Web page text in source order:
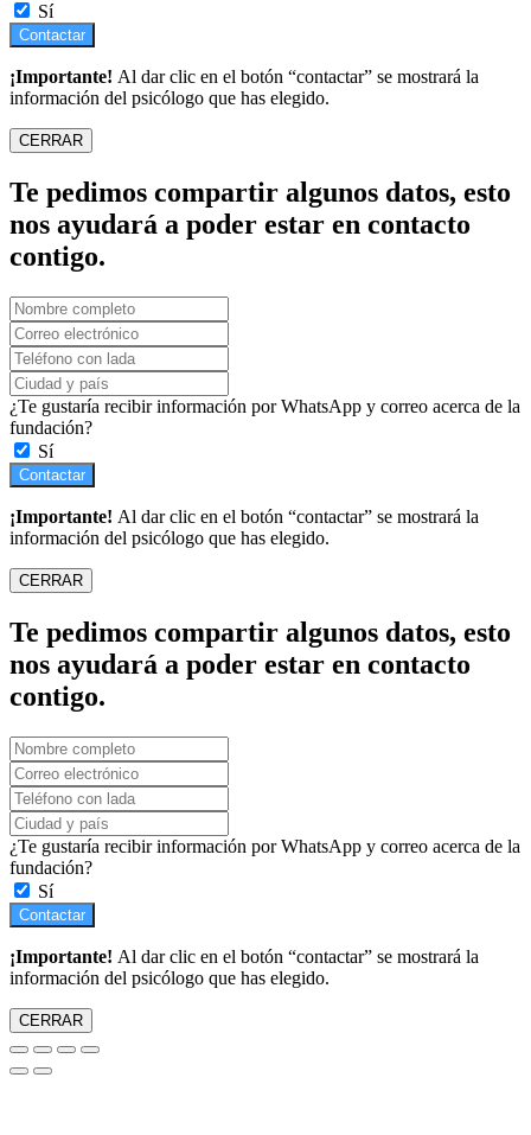
Sí
Contactar
¡Importante! Al dar clic en el botón “contactar” se mostrará la
información del psicólogo que has elegido.
CERRAR
Te pedimos compartir algunos datos, esto
nos ayudará a poder estar en contacto
contigo.
¿Te gustaría recibir información por WhatsApp y correo acerca de la
fundación?
Sí
Contactar
¡Importante! Al dar clic en el botón “contactar” se mostrará la
información del psicólogo que has elegido.
CERRAR
Te pedimos compartir algunos datos, esto
nos ayudará a poder estar en contacto
contigo.
¿Te gustaría recibir información por WhatsApp y correo acerca de la
fundación?
Sí
Contactar
¡Importante! Al dar clic en el botón “contactar” se mostrará la
información del psicólogo que has elegido.
CERRAR